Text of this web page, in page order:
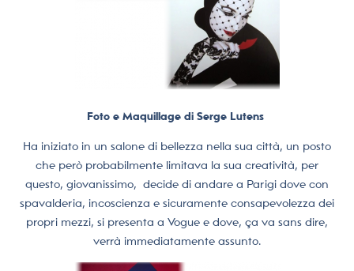
Foto e Maquillage di Serge Lutens
Ha iniziato in un salone di bellezza nella sua città, un posto
che però probabilmente limitava la sua creatività, per
questo, giovanissimo, decide di andare a Parigi dove con
spavalderia, incoscienza e sicuramente consapevolezza dei
propri mezzi, si presenta a Vogue e dove, ça va sans dire,
verrà immediatamente assunto.